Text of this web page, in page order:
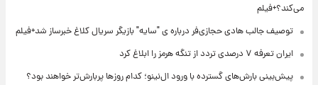
می‌کند؟+فیلم
توصیف جالب هادی حجازی‌فر درباره ی "سایه" بازیگر سریال کلاغ خبرساز شد+فیلم
ایران تعرفه ۷ درصدی تردد از تنگه هرمز را ابلاغ کرد
پیش‌بینی بارش‌های گسترده با ورود ال‌نینو؛ کدام روزها پربارش‌تر خواهند بود؟